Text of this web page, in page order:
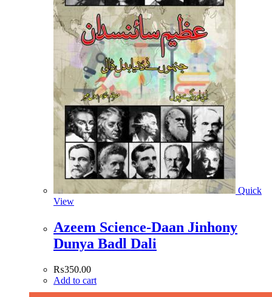
Quick
View
Azeem Science-Daan Jinhony
Dunya Badl Dali
₨350.00
Add to cart